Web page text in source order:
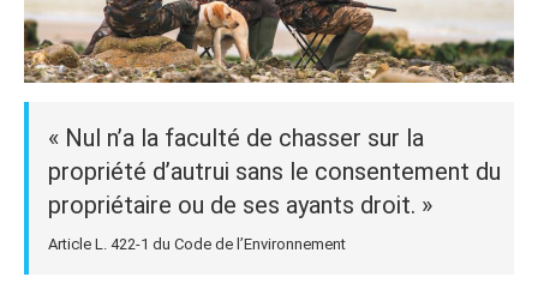
« Nul n’a la faculté de chasser sur la
propriété d’autrui sans le consentement du
propriétaire ou de ses ayants droit. »
Article L. 422-1 du Code de l’Environnement